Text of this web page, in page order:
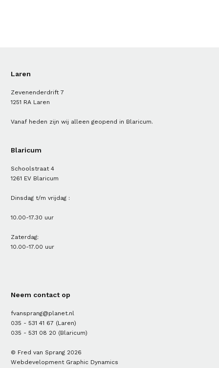
Laren
Zevenenderdrift 7
1251 RA Laren
Vanaf heden zijn wij alleen geopend in Blaricum.
Blaricum
Schoolstraat 4
1261 EV Blaricum
Dinsdag t/m vrijdag :
10.00-17.30 uur
Zaterdag:
10.00-17.00 uur
Neem contact op
fvansprang@planet.nl
035 - 531 41 67 (Laren)
035 - 531 08 20 (Blaricum)
© Fred van Sprang 2026
Webdevelopment Graphic Dynamics